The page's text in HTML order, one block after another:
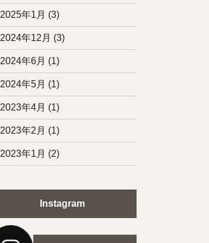
2025年1月 (3)
2024年12月 (3)
2024年6月 (1)
2024年5月 (1)
2023年4月 (1)
2023年2月 (1)
2023年1月 (2)
Instagram